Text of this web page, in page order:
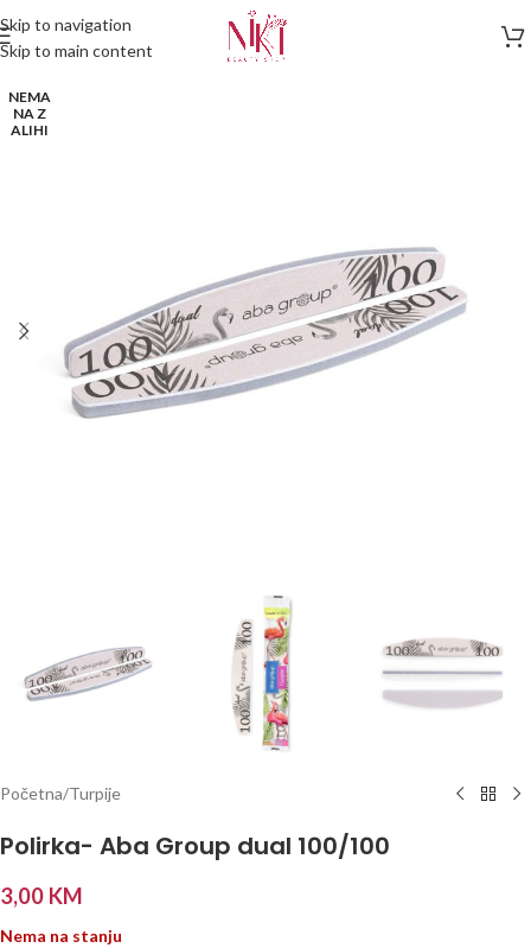
Skip to navigation
Skip to main content
NEMA
NA Z
ALIHI
Početna/Turpije
Polirka- Aba Group dual 100/100
3,00 KM
Nema na stanju